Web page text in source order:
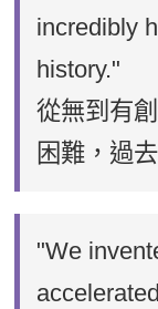
incredibly
history."
從無到有
困難，過
"We